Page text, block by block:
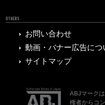
OTHERS
お問い合わせ
動画・バナー広告につ
サイトマップ
ABJマーク
権者からコ